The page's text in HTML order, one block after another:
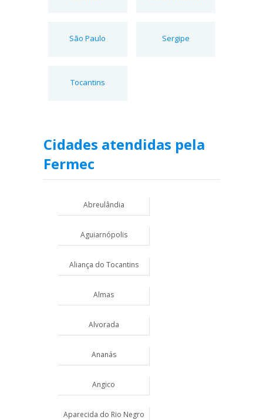
São Paulo Sergipe
Tocantins
Cidades atendidas pela
Fermec
Abreulândia
Aguiarnópolis
Aliança do Tocantins
Almas
Alvorada
Ananás
Angico
Aparecida do Rio Negro